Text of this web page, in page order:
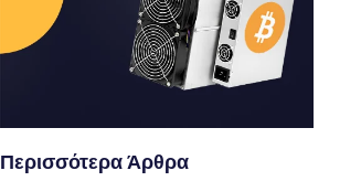
Περισσότερα Άρθρα